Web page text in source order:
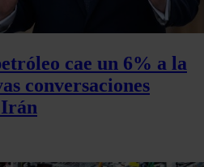
cae un 6% a la
conversaciones